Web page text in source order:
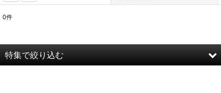
在庫あり
0件
特集で絞り込む